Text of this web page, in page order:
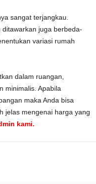
sangat terjangkau.
juga berbeda-
variasi rumah
dalam ruangan,
minimalis. Apabila
maka Anda bisa
jelas mengenai harga yang
kami.